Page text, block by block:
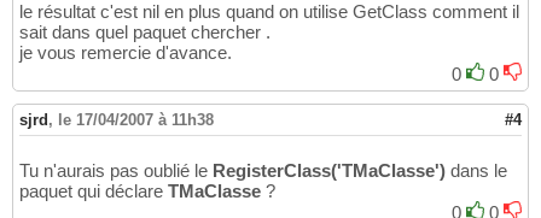
le résultat c'est nil en plus quand on utilise GetClass comment il
sait dans quel paquet chercher .
je vous remercie d'avance.
0
0
sjrd , le 17/04/2007 à 11h38 #4
Tu n'aurais pas oublié le RegisterClass('TMaClasse') dans le
paquet qui déclare TMaClasse ?
0
0